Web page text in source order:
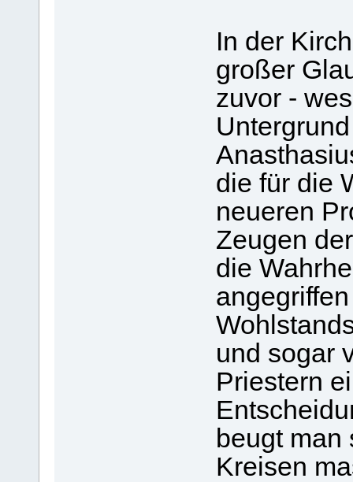
In der
großer
zuvor -
die für die
neueren
Zeugen
die
und sogar
Priestern
beugt
Kreisen